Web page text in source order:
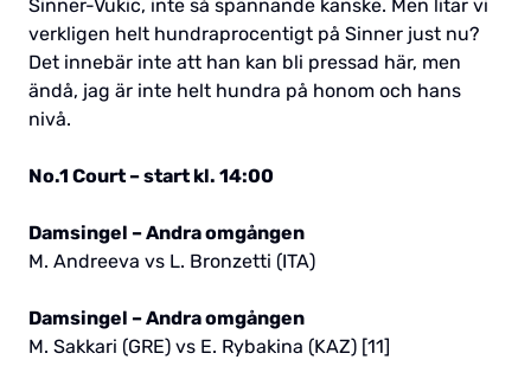
Sinner-Vukic, inte så spännande kanske. Men litar vi
verkligen helt hundraprocentigt på Sinner just nu?
Det innebär inte att han kan bli pressad här, men
ändå, jag är inte helt hundra på honom och hans
nivå.
No.1 Court – start kl. 14:00
Damsingel – Andra omgången
M. Andreeva vs L. Bronzetti (ITA)
Damsingel – Andra omgången
M. Sakkari (GRE) vs E. Rybakina (KAZ) [11]